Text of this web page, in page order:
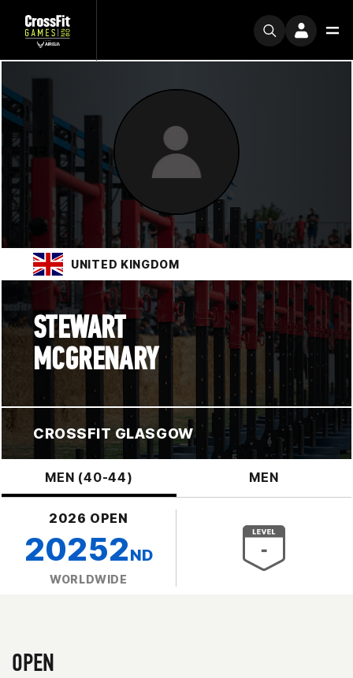
UNITED KINGDOM
STEWART
MCGRENARY
CROSSFIT GLASGOW
MEN (40-44) MEN
2026 OPEN
20252ND
WORLDWIDE
OPEN